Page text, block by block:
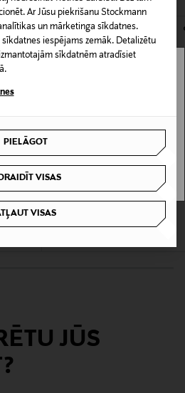
Ar Jūsu piekrišanu Stockmann
un mārketinga sīkdatnes.
iespējams zemāk. Detalizētu
sīkdatnēm atradīsiet
PIELĀGOT
VISAS
VISAS
to sākotnējā neatvērtajā
vasks
LOJALITĀTES PIEDĀVĀJUMS 21%
Fiber Wax matu vasks 100 ml
Discounted Price
15,00 € Original Price
18,90 €
JŪS
tavā valstī.